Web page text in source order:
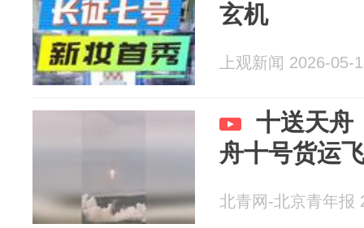
玄机
上观新闻 2026-05-
十送天舟
舟十号货运
北青网-北京青年报